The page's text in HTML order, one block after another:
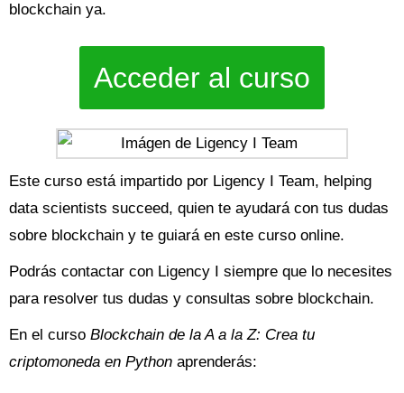
blockchain ya.
Acceder al curso
Este curso está impartido por Ligency I Team, helping
data scientists succeed, quien te ayudará con tus dudas
sobre blockchain y te guiará en este curso online.
Podrás contactar con Ligency I siempre que lo necesites
para resolver tus dudas y consultas sobre blockchain.
En el curso Blockchain de la A a la Z: Crea tu
criptomoneda en Python aprenderás: